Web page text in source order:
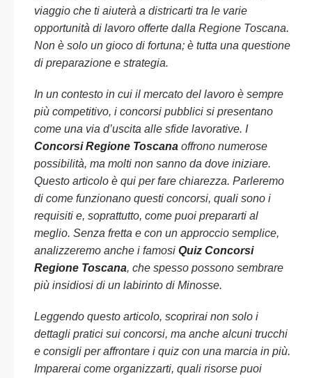
viaggio che ti aiuterà a districarti tra le varie
opportunità di lavoro offerte dalla Regione Toscana.
Non è solo un gioco di fortuna; è tutta una questione
di preparazione e strategia.
In un contesto in cui il mercato del lavoro è sempre
più competitivo, i concorsi pubblici si presentano
come una via d’uscita alle sfide lavorative. I
Concorsi Regione Toscana offrono numerose
possibilità, ma molti non sanno da dove iniziare.
Questo articolo è qui per fare chiarezza. Parleremo
di come funzionano questi concorsi, quali sono i
requisiti e, soprattutto, come puoi prepararti al
meglio. Senza fretta e con un approccio semplice,
analizzeremo anche i famosi Quiz Concorsi
Regione Toscana, che spesso possono sembrare
più insidiosi di un labirinto di Minosse.
Leggendo questo articolo, scoprirai non solo i
dettagli pratici sui concorsi, ma anche alcuni trucchi
e consigli per affrontare i quiz con una marcia in più.
Imparerai come organizzarti, quali risorse puoi